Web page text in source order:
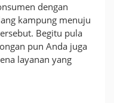
dengan
kampung menuju
Begitu pula
pun Anda juga
layanan yang